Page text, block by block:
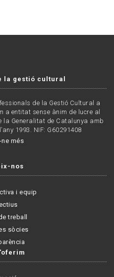
la gestió cultural
de la Gestió Cultural a
a entitat sense ànim de lucre al
la Generalitat de Catalunya amb
1993. NIF: G60291408
més
nos
i equip
treball
sòcies